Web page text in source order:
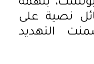
بتهمة
نصية على
التهديد